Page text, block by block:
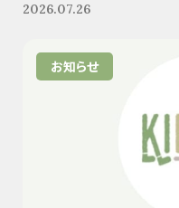
2026.07.26
お知らせ